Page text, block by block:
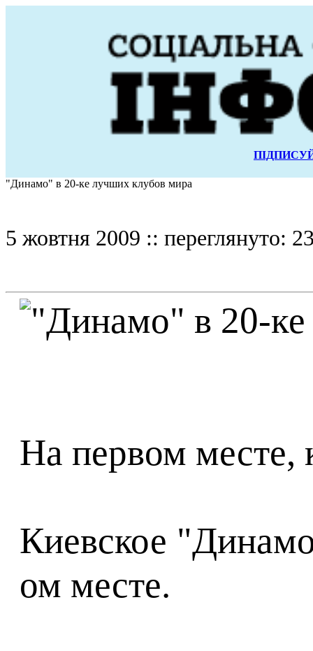
"Динамо" в 20-ке лучших клубов мира
5 жовтня 2009 :: переглянуто:
На первом месте,
Киевское
ом месте.